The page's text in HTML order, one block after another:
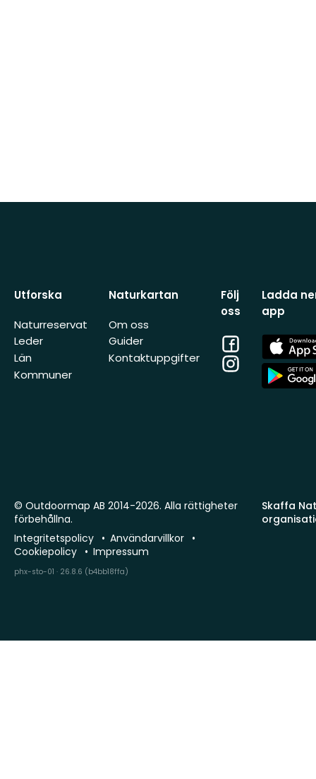
Utforska
Naturreservat
Leder
Län
Kommuner
Naturkartan
Om oss
Guider
Kontaktuppgifter
Följ
oss
Facebook
Instagram
Ladda
app
App
Store
App
Store
Skaffa
© Outdoormap AB 2014-2026. Alla rättigheter
förbehållna.
Integritetspolicy
Användarvillkor
Cookiepolicy
Impressum
phx-sto-01 · 26.8.6 (b4bb18ffa)